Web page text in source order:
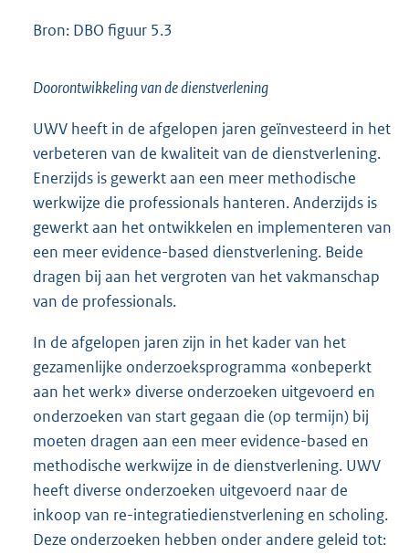
Bron: DBO figuur 5.3
Doorontwikkeling van de dienstverlening
UWV heeft in de afgelopen jaren geïnvesteerd in het
verbeteren van de kwaliteit van de dienstverlening.
Enerzijds is gewerkt aan een meer methodische
werkwijze die professionals hanteren. Anderzijds is
gewerkt aan het ontwikkelen en implementeren van
een meer evidence-based dienstverlening. Beide
dragen bij aan het vergroten van het vakmanschap
van de professionals.
In de afgelopen jaren zijn in het kader van het
gezamenlijke onderzoeksprogramma «onbeperkt
aan het werk» diverse onderzoeken uitgevoerd en
onderzoeken van start gegaan die (op termijn) bij
moeten dragen aan een meer evidence-based en
methodische werkwijze in de dienstverlening. UWV
heeft diverse onderzoeken uitgevoerd naar de
inkoop van re-integratiedienstverlening en scholing.
Deze onderzoeken hebben onder andere geleid tot: